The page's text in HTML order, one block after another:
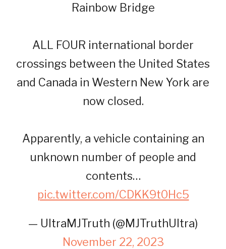
Rainbow Bridge
ALL FOUR international border
crossings between the United States
and Canada in Western New York are
now closed.
Apparently, a vehicle containing an
unknown number of people and
contents…
pic.twitter.com/CDKK9t0Hc5
— UltraMJTruth (@MJTruthUltra)
November 22, 2023